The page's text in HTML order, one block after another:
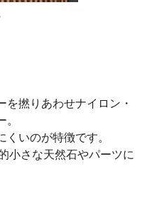
撚りあわせナイロン・
くいのが特徴です。
小さな天然石やパーツに